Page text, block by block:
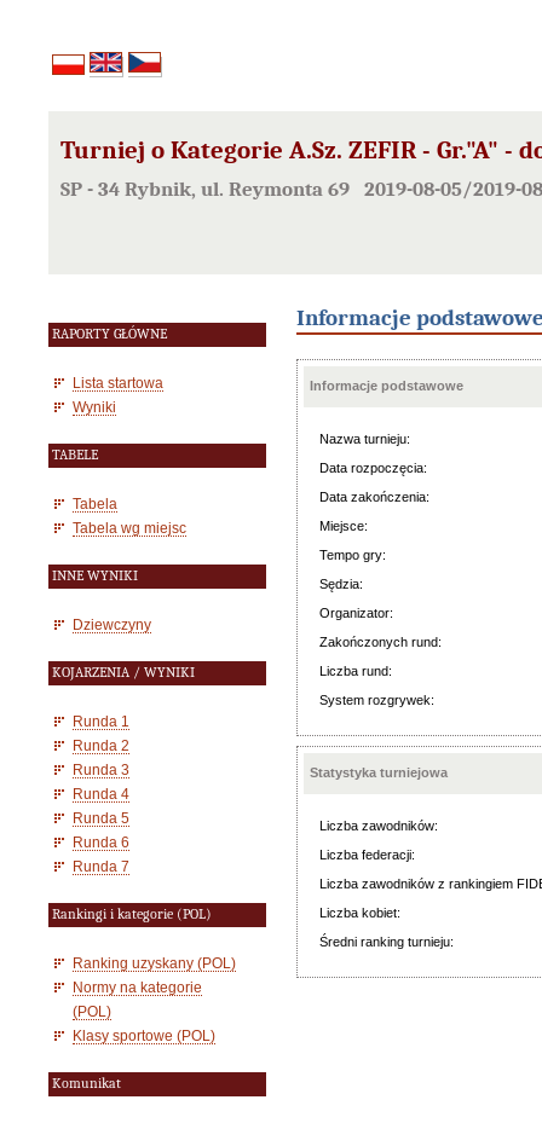
Turniej o Kategorie A.Sz. ZEFIR - Gr."A" -
SP - 34 Rybnik, ul. Reymonta 69 2019-08-05/2019-
RAPORTY GŁÓWNE
Lista startowa
Wyniki
TABELE
Tabela
Tabela wg miejsc
INNE WYNIKI
Dziewczyny
KOJARZENIA / WYNIKI
Runda 1
Runda 2
Runda 3
Runda 4
Runda 5
Runda 6
Runda 7
Rankingi i kategorie (POL)
Ranking uzyskany (POL)
Normy na kategorie
(POL)
Klasy sportowe (POL)
Komunikat
Informacje
Informacje podstawowe
Nazwa turnieju:
Data rozpoczęcia:
Data zakończenia:
Miejsce:
Tempo gry:
Sędzia:
Organizator:
Zakończonych rund:
Liczba rund:
System rozgrywek:
Statystyka turniejowa
Liczba zawodników:
Liczba federacji:
Liczba zawodników z rankingiem
Liczba kobiet:
Średni ranking turnieju: